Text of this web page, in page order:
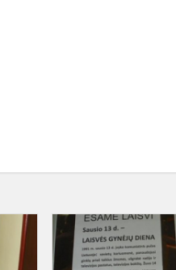
Tarptautinė
apsikabinimų
diena